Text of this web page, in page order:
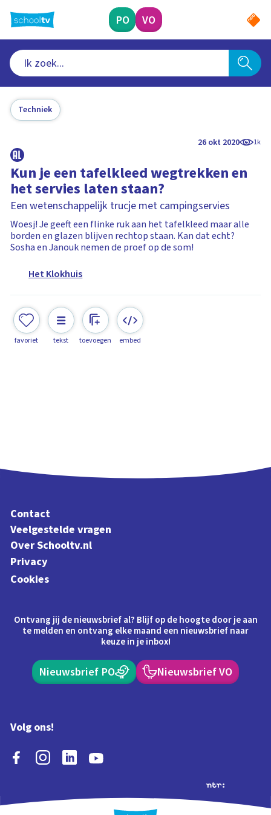
naar
hoofdinhoud
PO VO
Techniek
26 okt 2020 1k
Kun je een tafelkleed wegtrekken en
het servies laten staan?
Een wetenschappelijk trucje met campingservies
Woesj! Je geeft een flinke ruk aan het tafelkleed maar alle
borden en glazen blijven rechtop staan. Kan dat echt?
Sosha en Janouk nemen de proef op de som!
Het Klokhuis
favoriet tekst toevoegen embed
Contact
Veelgestelde vragen
Over Schooltv.nl
Privacy
Cookies
Ontvang jij de nieuwsbrief al? Blijf op de hoogte door je aan
te melden en ontvang elke maand een nieuwsbrief naar
keuze in je inbox!
Nieuwsbrief PO Nieuwsbrief VO
Volg ons!